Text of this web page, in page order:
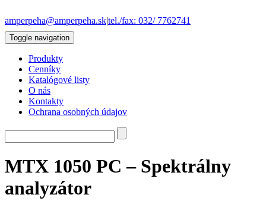
amperpeha@amperpeha.sk|tel./fax: 032/ 7762741
Toggle navigation
Produkty
Cenníky
Katalógové listy
O nás
Kontakty
Ochrana osobných údajov
MTX 1050 PC – Spektrálny
analyzátor